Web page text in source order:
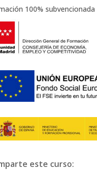
100% subvencionada
este curso: